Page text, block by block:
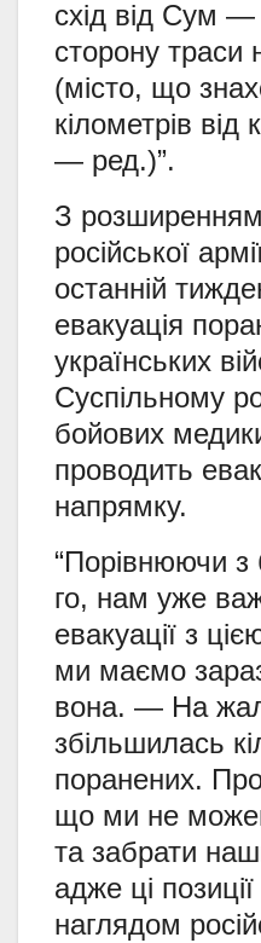
схід від Сум
сторону траси
(місто, що
кілометрів від
— ред.)”.
З
російської
останній
евакуація
українських
Суспільному
бойових
проводить
напрямку.
“Порівнюючи
го, нам уже
евакуації з
ми маємо
вона. — На
збільшилась
поранених.
що ми не
та забрати
адже ці
наглядом